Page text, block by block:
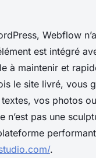
Webflow
est intégré
à maintenir et
le site livré, vous
vos photos
pas une
.